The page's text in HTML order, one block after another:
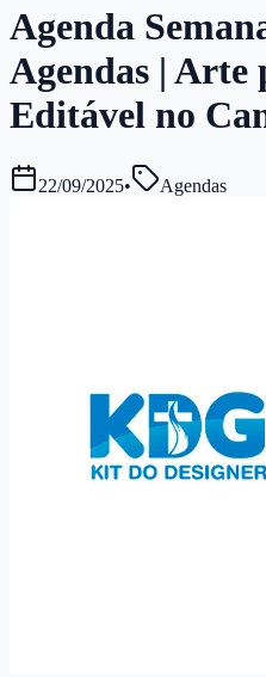
Agenda
Agendas |
Editável no
22/09/2025• Agendas